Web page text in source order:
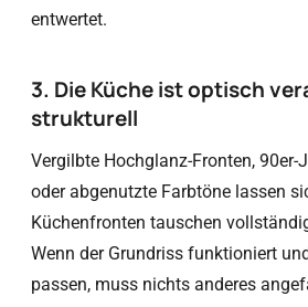
entwertet.
3. Die Küche ist optisch
strukturell
Vergilbte Hochglanz-Fronten, 90er-
oder abgenutzte Farbtöne lassen
Küchenfronten tauschen
Wenn der Grundriss funktioniert
passen, muss nichts anderes